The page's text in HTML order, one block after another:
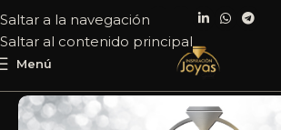
Saltar a la navegación
Saltar al contenido principal
Menú